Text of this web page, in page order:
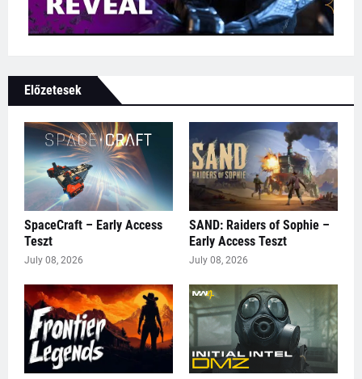
Előzetesek
SpaceCraft – Early Access
Teszt
July 08, 2026
SAND: Raiders of Sophie –
Early Access Teszt
July 08, 2026